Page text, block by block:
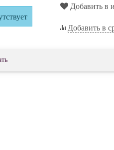
Добавить в
Добавить в